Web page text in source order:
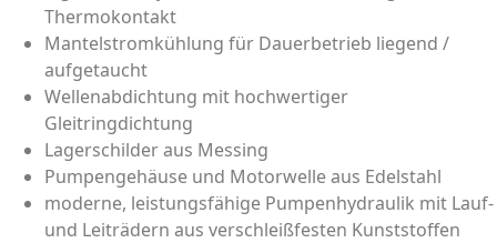
Thermokontakt
Mantelstromkühlung für Dauerbetrieb liegend /
aufgetaucht
Wellenabdichtung mit hochwertiger
Gleitringdichtung
Lagerschilder aus Messing
Pumpengehäuse und Motorwelle aus Edelstahl
moderne, leistungsfähige Pumpenhydraulik mit Lauf-
und Leiträdern aus verschleißfesten Kunststoffen